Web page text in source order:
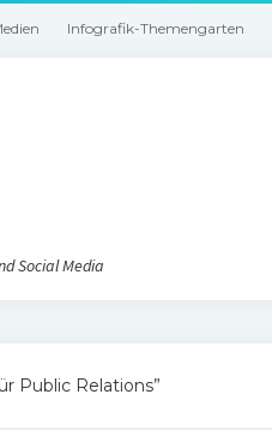
Infografik-Themengarten
Social Media
Public Relations”